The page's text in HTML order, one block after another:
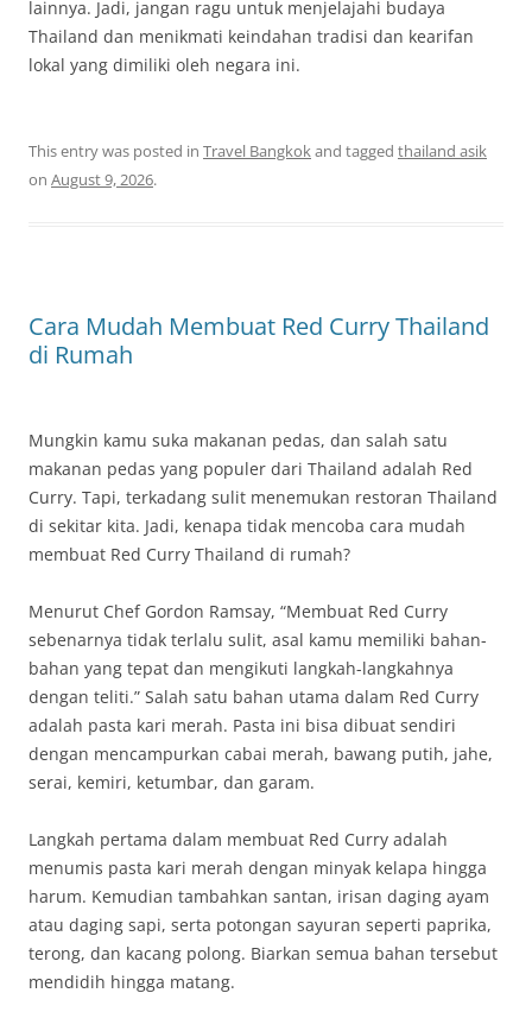
lainnya. Jadi, jangan ragu untuk menjelajahi budaya
Thailand dan menikmati keindahan tradisi dan kearifan
lokal yang dimiliki oleh negara ini.
This entry was posted in Travel Bangkokand tagged thailand asik
on August 9, 2026.
Cara Mudah Membuat Red Curry Thailand
di Rumah
Mungkin kamu suka makanan pedas, dan salah satu
makanan pedas yang populer dari Thailand adalah Red
Curry. Tapi, terkadang sulit menemukan restoran Thailand
di sekitar kita. Jadi, kenapa tidak mencoba cara mudah
membuat Red Curry Thailand di rumah?
Menurut Chef Gordon Ramsay, “Membuat Red Curry
sebenarnya tidak terlalu sulit, asal kamu memiliki bahan-
bahan yang tepat dan mengikuti langkah-langkahnya
dengan teliti.” Salah satu bahan utama dalam Red Curry
adalah pasta kari merah. Pasta ini bisa dibuat sendiri
dengan mencampurkan cabai merah, bawang putih, jahe,
serai, kemiri, ketumbar, dan garam.
Langkah pertama dalam membuat Red Curry adalah
menumis pasta kari merah dengan minyak kelapa hingga
harum. Kemudian tambahkan santan, irisan daging ayam
atau daging sapi, serta potongan sayuran seperti paprika,
terong, dan kacang polong. Biarkan semua bahan tersebut
mendidih hingga matang.